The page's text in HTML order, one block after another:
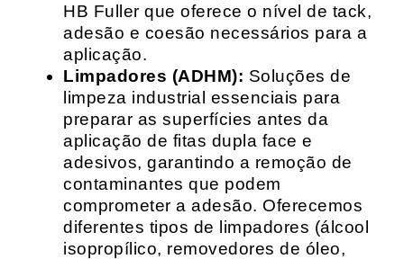
HB Fuller que oferece o nível de tack,
adesão e coesão necessários para a
aplicação.
Limpadores (ADHM): Soluções de
limpeza industrial essenciais para
preparar as superfícies antes da
aplicação de fitas dupla face e
adesivos, garantindo a remoção de
contaminantes que podem
comprometer a adesão. Oferecemos
diferentes tipos de limpadores (álcool
isopropílico, removedores de óleo,